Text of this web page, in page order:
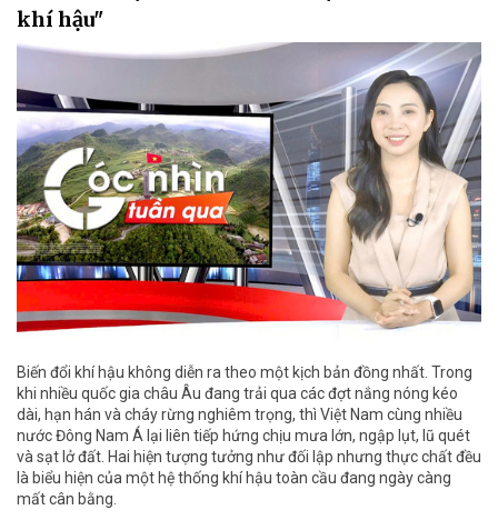
khí hậu"
Biến đổi khí hậu không diễn ra theo một kịch bản đồng nhất. Trong
khi nhiều quốc gia châu Âu đang trải qua các đợt nắng nóng kéo
dài, hạn hán và cháy rừng nghiêm trọng, thì Việt Nam cùng nhiều
nước Đông Nam Á lại liên tiếp hứng chịu mưa lớn, ngập lụt, lũ quét
và sạt lở đất. Hai hiện tượng tưởng như đối lập nhưng thực chất đều
là biểu hiện của một hệ thống khí hậu toàn cầu đang ngày càng
mất cân bằng.